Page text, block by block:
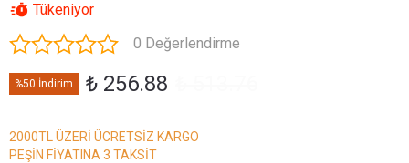
Tükeniyor
0 Değerlendirme
%50 İndirim ₺ 256.88
2000TL ÜZERİ ÜCRETSİZ KARGO
PEŞİN FİYATINA 3 TAKSİT